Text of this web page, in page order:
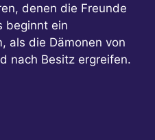
denen die Freunde
beginnt ein
als die Dämonen von
nach Besitz ergreifen.